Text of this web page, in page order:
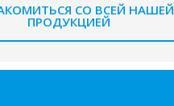
СО ВСЕЙ НАШЕЙ
ПРОДУКЦИЕЙ